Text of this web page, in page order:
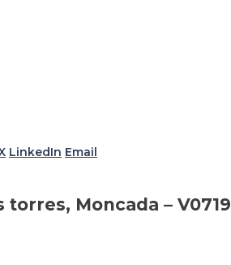
LinkedIn Email
Moncada – V0719